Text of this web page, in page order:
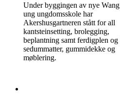
Under byggingen av nye Wang
ung ungdomsskole har
Akershusgartneren stått for all
kantsteinsetting, brolegging,
beplantning samt ferdigplen og
sedummatter, gummidekke og
møblering.